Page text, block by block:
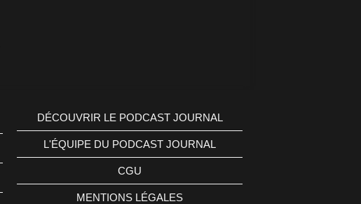
DÉCOUVRIR LE PODCAST JOURNAL
L'ÉQUIPE DU PODCAST JOURNAL
CGU
MENTIONS LÉGALES